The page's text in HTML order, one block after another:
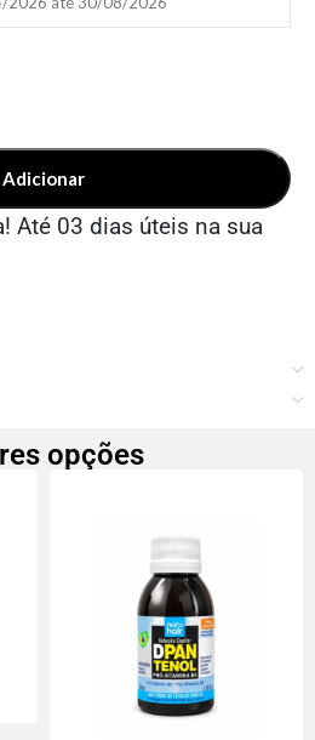
Adicionar
Até 03 dias úteis na sua
opções